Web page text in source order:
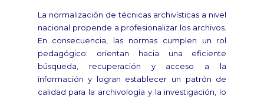
La normalización de técnicas archivísticas a nivel
nacional propende a profesionalizar los archivos.
En consecuencia, las normas cumplen un rol
pedagógico: orientan hacia una eficiente
búsqueda, recuperación y acceso a la
información y logran establecer un patrón de
calidad para la archivología y la investigación, lo